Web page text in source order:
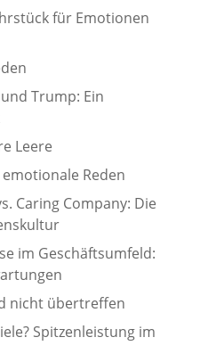
für Emotionen
Trump: Ein
Leere
Reden
Caring Company: Die
im Geschäftsumfeld:
nicht übertreffen
Spitzenleistung im